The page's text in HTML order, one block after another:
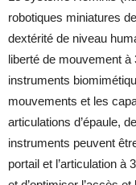
robotiques miniatures
dextérité de niveau
liberté de mouvement
instruments
mouvements et les
articulations d’épaule,
instruments peuvent
portail et l’articulation à